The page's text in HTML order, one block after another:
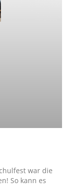
war die
So kann es